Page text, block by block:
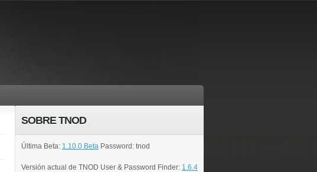
SOBRE TNOD
Última Beta: 1.10.0 Beta Password: tnod
Versión actual de TNOD User & Password Finder: 1.6.4